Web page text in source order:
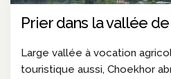
Prier dans la vallée
Large vallée à vocation
touristique aussi, Choekhor